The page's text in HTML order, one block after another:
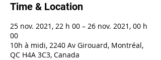
Time & Location
25 nov. 2021, 22 h 00 – 26 nov. 2021, 00 h
00
10h à midi, 2240 Av Girouard, Montréal,
QC H4A 3C3, Canada